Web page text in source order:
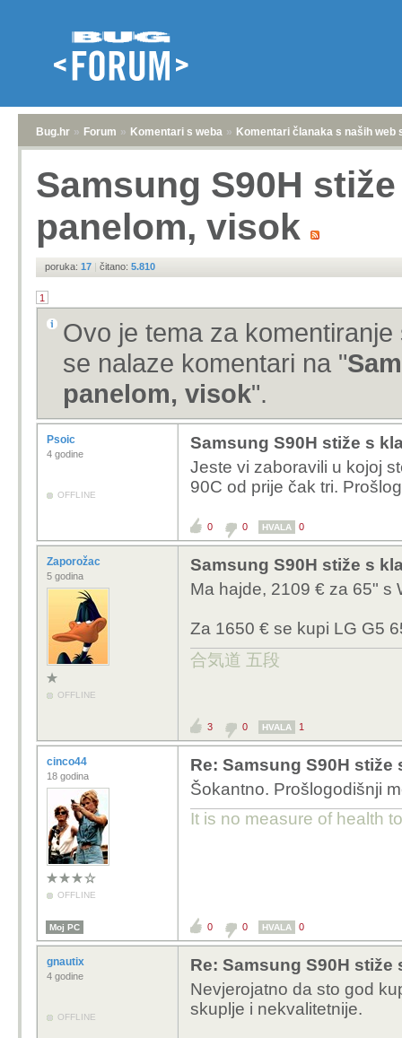
Bug.hr » Forum » Komentari s weba » Komentari članaka s naših web
Samsung S90H
panelom, visok
poruka: 17 | čitano: 5.810
1
Ovo je tema za
se nalaze komentari na "
panelom, visok".
Psoic
4 godine
OFFLINE
Samsung S90H stiže s
Jeste vi zaboravili u kojoj
90C od prije čak tri.
0 0 HVALA 0
Zaporožac
5 godina
OFFLINE
Samsung S90H stiže s
Ma hajde, 2109 € za 65" s
Za 1650 € se kupi LG G5
合気道 五段
3 0 HVALA 1
cinco44
18 godina
OFFLINE
Re: Samsung S90H
Šokantno. Prošlogodišnji
It is no measure of health
Moj PC 0 0 HVALA 0
gnautix
4 godine
OFFLINE
Re: Samsung S90H
Nevjerojatno da sto god
skuplje i nekvalitetnije.